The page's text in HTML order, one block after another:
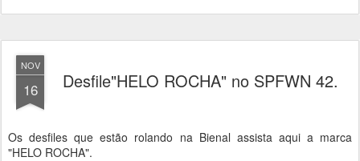
NOV
16 Desfile"HELO ROCHA" no SPFWN 42.
Os desfiles que estão rolando na Bienal assista aqui a marca
"HELO ROCHA".